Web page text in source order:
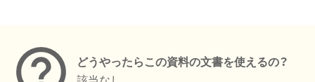
どうやったらこの資料の文書を使えるの？